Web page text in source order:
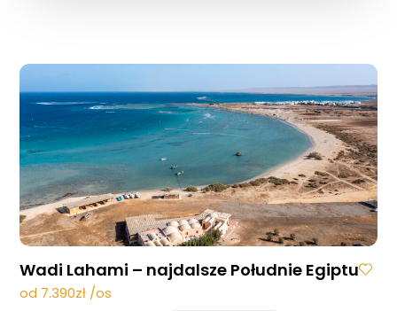
Wadi Lahami – najdalsze Południe Egiptu
od 7.390zł /os